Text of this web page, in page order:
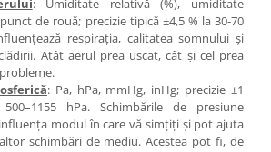
: Umiditate relativă (%), umiditate
de rouă; precizie tipică ±4,5 % la 30-70
respirația, calitatea somnului și
Atât aerul prea uscat, cât și cel prea
: Pa, hPa, mmHg, inHg; precizie ±1
hPa. Schimbările de presiune
modul în care vă simțiți și pot ajuta
schimbări de mediu. Acestea pot fi, de